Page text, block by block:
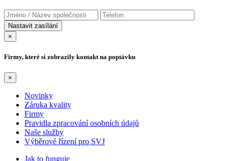
×
Firmy, které si zobrazily kontakt na poptávku
×
Novinky
Záruka kvality
Firmy
Pravidla zpracování osobních údajů
Naše služby
Výběrové řízení pro SVJ
Jak to funguje